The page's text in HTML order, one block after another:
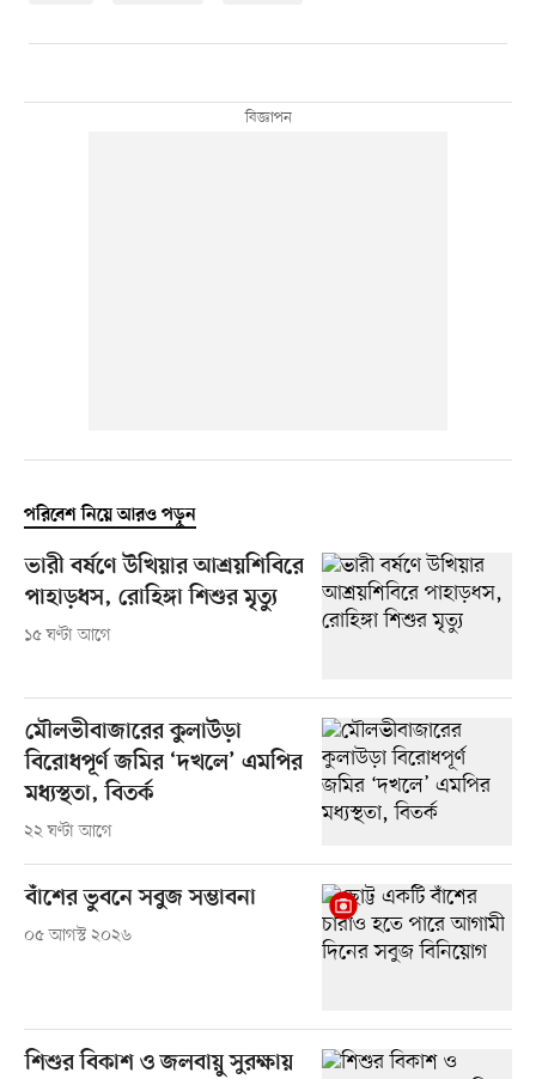
পরিবেশ নিয়ে আরও পড়ুন
ভারী বর্ষণে উখিয়ার আশ্রয়শিবিরে
পাহাড়ধস, রোহিঙ্গা শিশুর মৃত্যু
১৫ ঘণ্টা আগে
মৌলভীবাজারের কুলাউড়া
বিরোধপূর্ণ জমির ‘দখলে’ এমপির
মধ্যস্থতা, বিতর্ক
২২ ঘণ্টা আগে
বাঁশের ভুবনে সবুজ সম্ভাবনা
০৫ আগস্ট ২০২৬
শিশুর বিকাশ ও জলবায়ু সুরক্ষায়